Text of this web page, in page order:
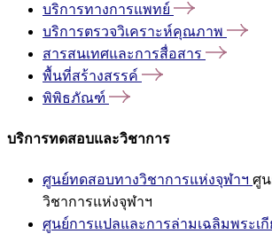
บริการทางการแพทย์
บริการตรวจวิเคราะห์คุณภาพ
สารสนเทศและการสื่อสาร
พื้นที่สร้างสรรค์
พิพิธภัณฑ์
บริการทดสอบและวิชาการ
ศูนย์ทดสอบทางวิชาการแห่งจุฬาฯ ศู
วิชาการแห่งจุฬาฯ
ศูนย์การแปลและการล่ามเฉลิมพระเกี